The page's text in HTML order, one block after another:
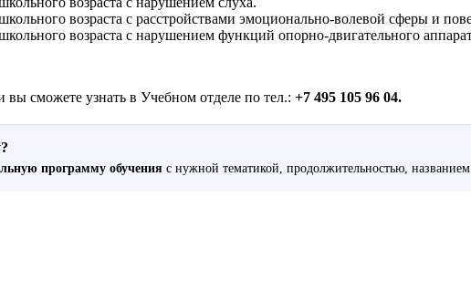
возраста с расстройствами эмоционально-волевой сферы и
возраста с нарушением функций опорно-двигательного
сможете узнать в Учебном отделе по тел.: +7 495 105 96 04.
программу обучения с нужной тематикой, продолжительностью,